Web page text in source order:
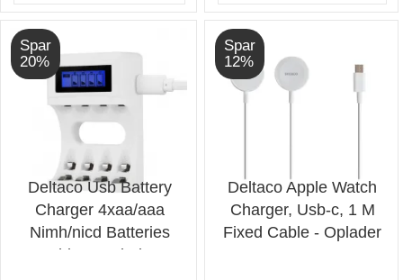
Spar
20%
Deltaco Usb Battery
Charger 4xaa/aaa
Nimh/nicd Batteries
White - Oplader
Spar
12%
Deltaco Apple Watch
Charger, Usb-c, 1 M
Fixed Cable - Oplader